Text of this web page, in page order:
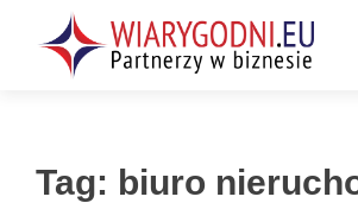
Tag: biuro